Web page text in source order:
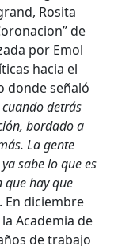
Rosita
de
por Emol
hacia el
donde señaló
detrás
bordado a
La gente
sabe lo que es
que hay que
En diciembre
Academia de
de trabajo